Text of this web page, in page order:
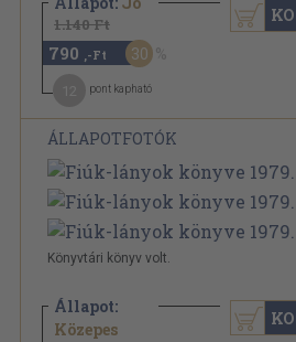
1.140 Ft
790 ,-Ft 30
pont kapható
ÁLLAPOTFOTÓK
Könyvtári könyv volt.
Állapot:
Közepes
1.140 Ft